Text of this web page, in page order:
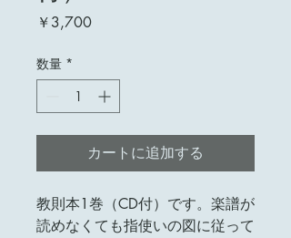
￥3,700価
数量 *
カートに追加する
教則本1巻（CD付）です。楽譜が
読めなくても指使いの図に従って